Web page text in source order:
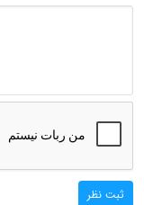
ثبت نظر